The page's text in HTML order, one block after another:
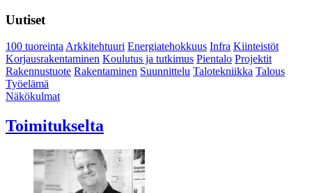
Uutiset
100 tuoreintaArkkitehtuuri Energiatehokkuus Infra Kiinteistöt
Korjausrakentaminen Koulutus ja tutkimus Pientalo Projektit
Rakennustuote Rakentaminen Suunnittelu Talotekniikka Talous
Työelämä
Näkökulmat
Toimitukselta